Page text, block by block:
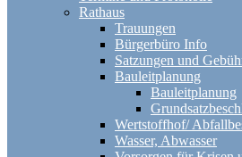
Rathaus
Trauungen
Bürgerbüro Info
Satzungen und
Bauleitplanung
Bauleitplanung
Wertstoffhof/
Wasser, Abwasser